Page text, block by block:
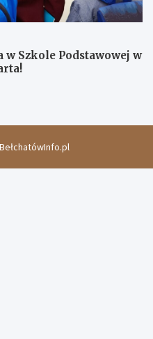
w Szkole Podstawowej w
BełchatówInfo.pl